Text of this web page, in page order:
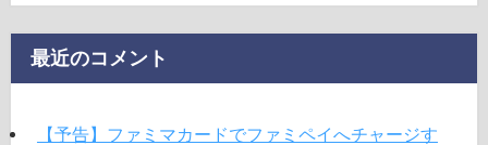
最近のコメント
【予告】ファミマカードでファミペイへチャージす